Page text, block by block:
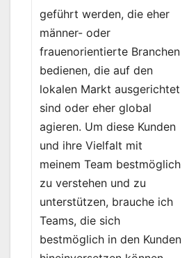
geführt werden, die eher
männer- oder
frauenorientierte Branchen
bedienen, die auf den
lokalen Markt ausgerichtet
sind oder eher global
agieren. Um diese Kunden
und ihre Vielfalt mit
meinem Team bestmöglich
zu verstehen und zu
unterstützen, brauche ich
Teams, die sich
bestmöglich in den Kunden